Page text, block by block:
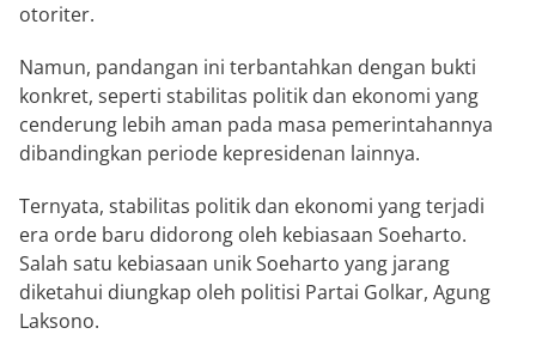
otoriter.
Namun, pandangan ini terbantahkan dengan bukti
konkret, seperti stabilitas politik dan ekonomi yang
cenderung lebih aman pada masa pemerintahannya
dibandingkan periode kepresidenan lainnya.
Ternyata, stabilitas politik dan ekonomi yang terjadi
era orde baru didorong oleh kebiasaan Soeharto.
Salah satu kebiasaan unik Soeharto yang jarang
diketahui diungkap oleh politisi Partai Golkar, Agung
Laksono.